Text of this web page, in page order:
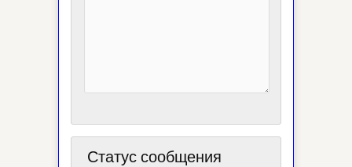
Статус сообщения